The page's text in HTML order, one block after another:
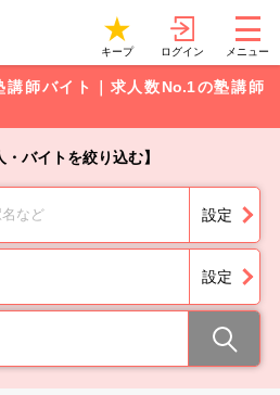
キープ ログイン メニュー
講師バイト｜求人数No.1の塾講師
・バイトを絞り込む】
など 設定
設定